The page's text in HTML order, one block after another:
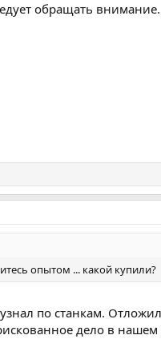
обращать внимание.
опытом ... какой купили?
по станкам.
дело в нашем